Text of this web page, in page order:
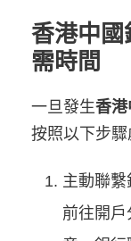
香港中國
需時間
一旦發生香港
按照以下步驟
主動聯
前往開